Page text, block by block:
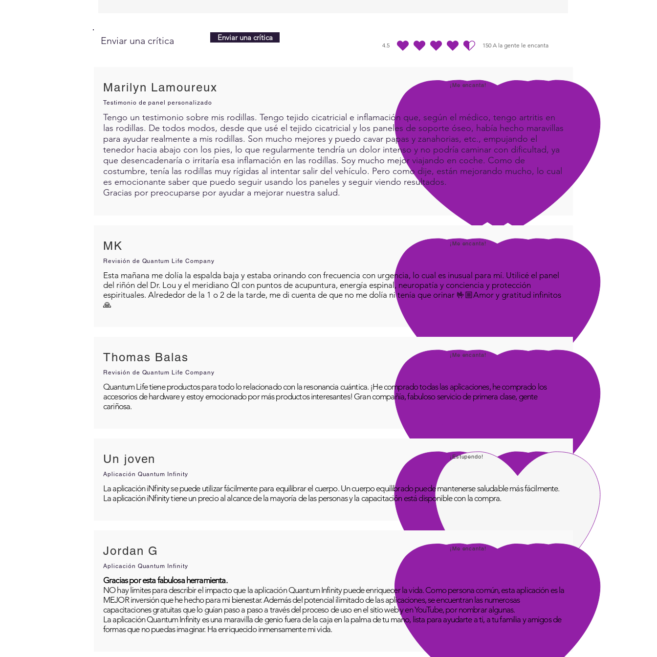
Enviar una crítica Enviar una crítica
4.5 150 A la gente le encanta
la calificación promedio es 4.5 de 5, basada en 150 votos, A la gente le encanta
Marilyn Lamoureux ¡Me encanta!
Testimonio de panel personalizado
Tengo un testimonio sobre mis rodillas. Tengo tejido cicatricial e inflamación que, según el médico, tengo artritis en
las rodillas. De todos modos, desde que usé el tejido cicatricial y los paneles de soporte óseo, había hecho maravillas
para ayudar realmente a mis rodillas. Son mucho mejores y puedo cavar papas y zanahorias, etc., empujando el
tenedor hacia abajo con los pies, lo que regularmente tendría un dolor intenso y no podría caminar con dificultad, ya
que desencadenaría o irritaría esa inflamación en las rodillas. Soy mucho mejor viajando en coche. Como de
costumbre, tenía las rodillas muy rígidas al intentar salir del vehículo. Pero como dije, están mejorando mucho, lo cual
es emocionante saber que puedo seguir usando los paneles y seguir viendo resultados.
Gracias por preocuparse por ayudar a mejorar nuestra salud.
MK ¡Me encanta!
Revisión de Quantum Life Company
Esta mañana me dolía la espalda baja y estaba orinando con frecuencia con urgencia, lo cual es inusual para mí. Utilicé el panel
del riñón del Dr. Lou y el meridiano QI con puntos de acupuntura, energía espinal, neuropatía y conciencia y protección
espirituales. Alrededor de la 1 o 2 de la tarde, me di cuenta de que no me dolía ni tenía que orinar 🤟🏼Amor y gratitud infinitos
🙏
Thomas Balas ¡Me encanta!
Revisión de Quantum Life Company
Quantum Life tiene productos para todo lo relacionado con la resonancia cuántica. ¡He comprado todas las aplicaciones, he comprado los
accesorios de hardware y estoy emocionado por más productos interesantes! Gran compañía, fabuloso servicio de primera clase, gente
cariñosa.
Un joven ¡Estupendo!
Aplicación Quantum Infinity
La aplicación iNfinity se puede utilizar fácilmente para equilibrar el cuerpo. Un cuerpo equilibrado puede mantenerse saludable más fácilmente.
La aplicación iNfinity tiene un precio al alcance de la mayoría de las personas y la capacitación está disponible con la compra.
Jordan G ¡Me encanta!
Aplicación Quantum Infinity
Gracias por esta fabulosa herramienta.
NO hay límites para describir el impacto que la aplicación Quantum Infinity puede enriquecer la vida. Como persona común, esta aplicación es la
MEJOR inversión que he hecho para mi bienestar. Además del potencial ilimitado de las aplicaciones, se encuentran las numerosas
capacitaciones gratuitas que lo guían paso a paso a través del proceso de uso en el sitio web y en YouTube, por nombrar algunas.
La aplicación Quantum Infinity es una maravilla de genio fuera de la caja en la palma de tu mano, lista para ayudarte a ti, a tu familia y amigos de
formas que no puedas imaginar. Ha enriquecido inmensamente mi vida.